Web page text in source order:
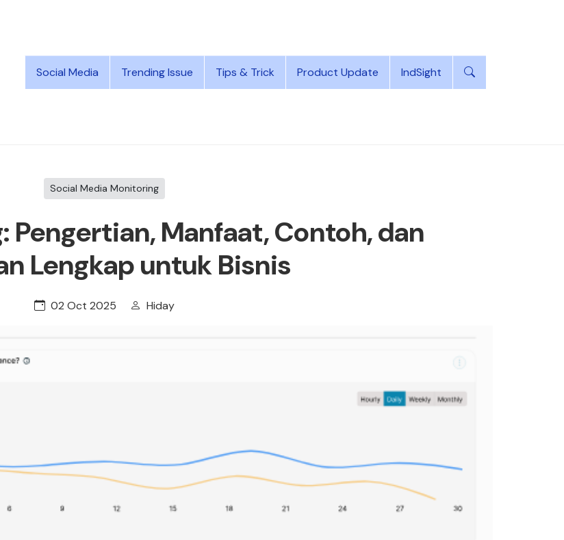
Social Media Trending Issue Tips & Trick Product Update IndSight
Social Media Monitoring
Manfaat, Contoh, dan
Lengkap untuk Bisnis
02 Oct 2025 Hiday